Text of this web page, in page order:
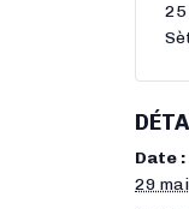
Date :
29
25